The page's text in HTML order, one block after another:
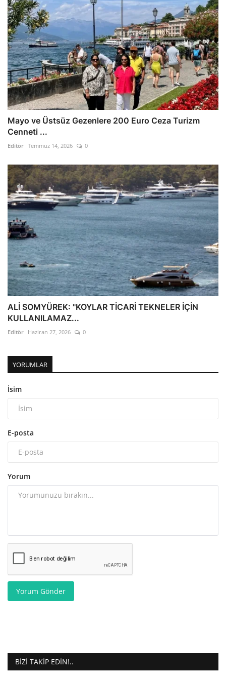
Mayo ve Üstsüz Gezenlere 200 Euro Ceza Turizm
Cenneti ...
Editör Temmuz 14, 2026 0
ALİ SOMYÜREK: "KOYLAR TİCARİ TEKNELER İÇİN
KULLANILAMAZ...
Editör Haziran 27, 2026 0
YORUMLAR
İsim
E-posta
Yorum
Yorum Gönder
BIZI TAKIP EDIN!..